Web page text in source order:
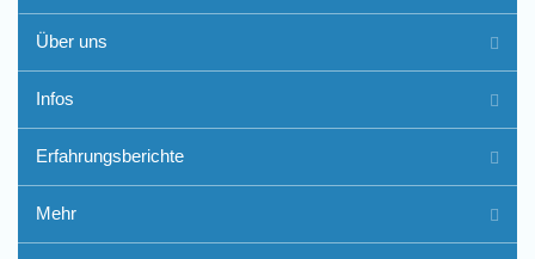
Freiwilligenarbeit im Ausland
- Erfahrungsberichte
Über uns
Infos
Erfahrungsberichte
Mehr